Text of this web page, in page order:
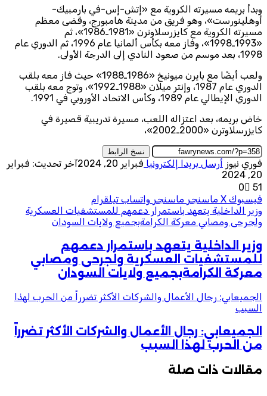
وبدأ بريمه مسيرته الكروية مع «إتش-إس-في بارمبيك-
أوهلينورست»، وهو فريق من مدينة هامبورج، وقضى معظم
مسيرته الكروية مع كايزرسلاوترن «1981ـ1986»، ثم
«1993ـ1998»، وفاز معه بكأس ألمانيا عام 1996، ثم الدوري عام
1998، بعد موسم من صعود النادي إلى الدرجة الأولى.
ولعب أيضًا مع بايرن ميونيخ «1986ـ1988» حيث فاز معه بلقب
الدوري عام 1987، وإنتر ميلان «1988ـ1992»، وتوج معه بلقب
الدوري الإيطالي عام 1989، وكأس الاتحاد الأوروبي في 1991.
خاض بريمه، بعد اعتزاله اللعب، مسيرة تدريبية قصيرة في
كايزرسلاوترن «2000ـ2002»،
نسخ الرابط
فوري نيوز أرسل بريدا إلكترونيا فبراير 20, 2024
آخر تحديث: فبراير
20, 2024
0
51
فيسبوك ‫X ماسنجر ماسنجر واتساب تيلقرام
وزير الداخلية يتعهد باستمرار دعمهم للمستشفيات العسكرية
ولجرحى ومصابي معركة الكرامةبجميع ولايات السودان
وزير الداخلية يتعهد باستمرار دعمهم
للمستشفيات العسكرية ولجرحى ومصابي
معركة الكرامةبجميع ولايات السودان
الجميعابي: رجال الأعمال والشركات الأكثر تضرراً من الحرب لهذا
السبب
الجميعابي: رجال الأعمال والشركات الأكثر تضرراً
من الحرب لهذا السبب
مقالات ذات صلة